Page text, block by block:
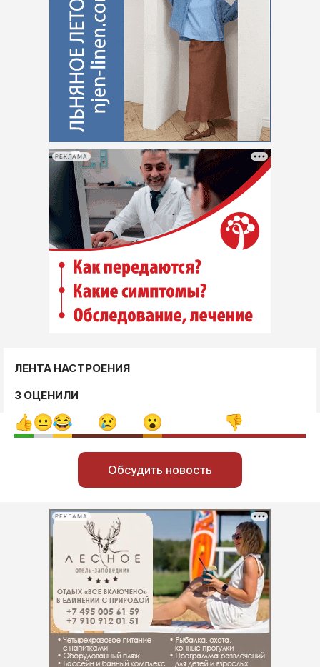
РЕКЛАМА
ЛЕНТА НАСТРОЕНИЯ
3 ОЦЕНИЛИ
Обсудить новость
РЕКЛАМА